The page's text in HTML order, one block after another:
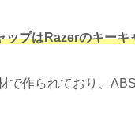
プはRazerのキーキ
で作られており、